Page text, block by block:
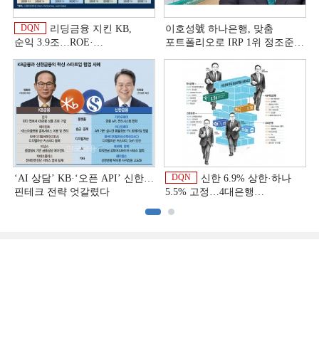
DQN
리딩금융 지킨 KB,
순익 3.9조…ROE·
상반기 금융 리그테이블]
이호성號 하나은행, 맞춤
포트폴리오로 IRP 1위 정조준
‘AI 상담’ KB·‘오픈 API’ 신한…
핀테크 전략 엇갈렸다
DQN
신한 6.9% 상한·하나
5.5% 고정…4대은행